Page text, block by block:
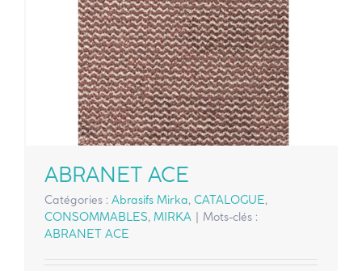
ABRANET ACE
Catégories : Abrasifs Mirka, CATALOGUE,
CONSOMMABLES, MIRKA | Mots-clés :
ABRANET ACE